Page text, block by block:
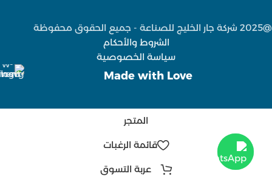
@2025 شركة جار الخليج للصناعة - جميع الحقوق محفوظة
الشروط والأحكام
سياسة الخصوصية
Made with Love
المتجر
قائمة الرغبات
عربة التسوق